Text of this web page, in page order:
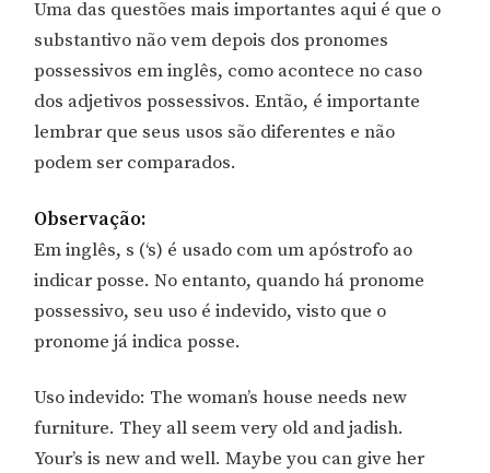
Uma das questões mais importantes aqui é que o
substantivo não vem depois dos pronomes
possessivos em inglês, como acontece no caso
dos adjetivos possessivos. Então, é importante
lembrar que seus usos são diferentes e não
podem ser comparados.
Observação:
Em inglês, s (‘s) é usado com um apóstrofo ao
indicar posse. No entanto, quando há pronome
possessivo, seu uso é indevido, visto que o
pronome já indica posse.
Uso indevido: The woman’s house needs new
furniture. They all seem very old and jadish.
Your’s is new and well. Maybe you can give her